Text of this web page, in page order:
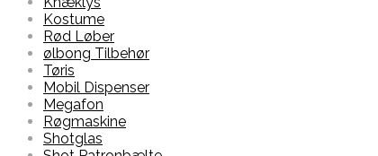
Kostume
Rød Løber
ølbong Tilbehør
Tøris
Mobil Dispenser
Megafon
Røgmaskine
Shotglas